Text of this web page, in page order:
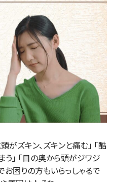
がズキン、ズキンと痛む」 「酷
う」 「目の奥から頭がジワジ
お困りの方もいらっしゃるで